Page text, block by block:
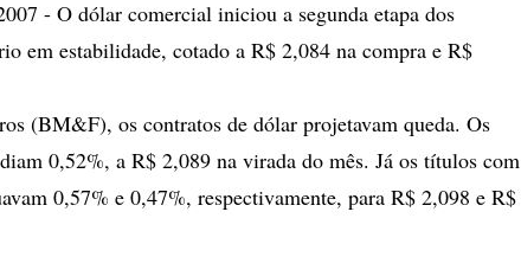
compartilhamento
- O dólar comercial iniciou a segunda etapa dos
em estabilidade, cotado a R$ 2,084 na compra e R$
(BM&F), os contratos de dólar projetavam queda. Os
0,52%, a R$ 2,089 na virada do mês. Já os títulos com
0,57% e 0,47%, respectivamente, para R$ 2,098 e R$